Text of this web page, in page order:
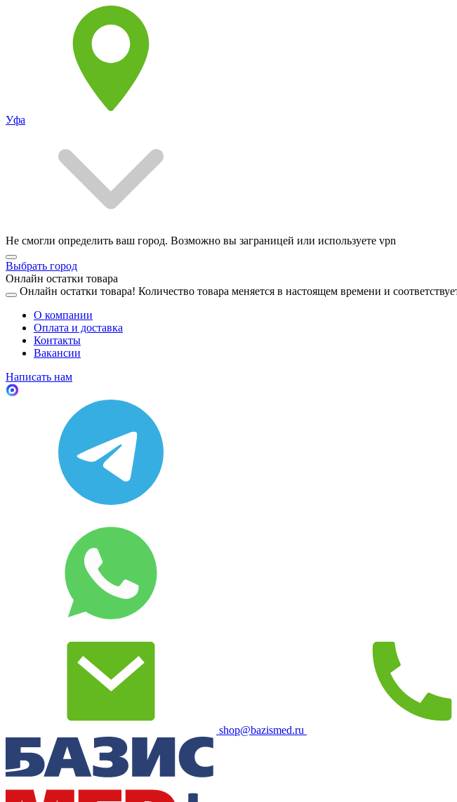
Уфа
Не смогли определить ваш город. Возможно вы заграницей или используете vpn
Выбрать город
Онлайн остатки товара
Онлайн остатки товара! Количество товара меняется в настоящем времени и
О компании
Оплата и доставка
Контакты
Вакансии
Написать нам
shop@bazismed.ru